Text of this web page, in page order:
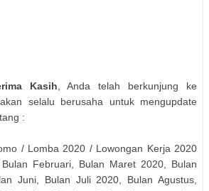
Kasih , Anda telah berkunjung ke
selalu berusaha untuk mengupdate
:
/ Lomba 2020 / Lowongan Kerja 2020
Februari, Bulan Maret 2020, Bulan
Juni, Bulan Juli 2020, Bulan Agustus,